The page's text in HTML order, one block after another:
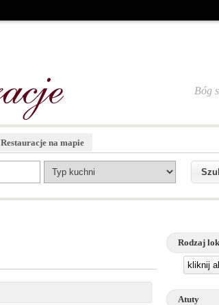
Bóg
Restauracje na mapie
Rodzaj
kliknij
Atuty